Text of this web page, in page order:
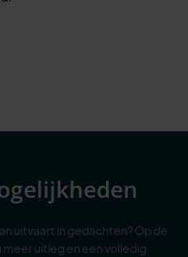
uitvaart in gedachten? Op de
uitleg en een volledig